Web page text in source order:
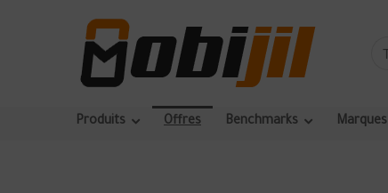
Produits Offres Benchmarks Marques